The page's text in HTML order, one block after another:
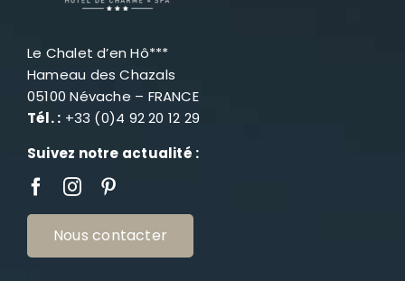
Le Chalet d’en Hô***
Hameau des Chazals
05100 Névache – FRANCE
Tél. : +33 (0)4 92 20 12 29
Suivez notre actualité :
Nous contacter